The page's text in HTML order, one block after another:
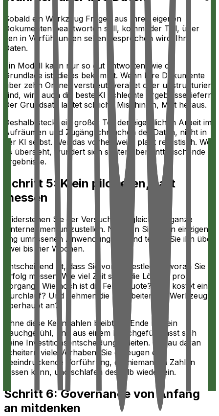
Sobald ein Werkzeug Fragen aus Ihren eigenen
Dokumenten beantworten soll, kommt der Teil, über
den in Vorführungen selten gesprochen wird: Ihre
Daten.
Ein Modell kann nur so gut antworten, wie die
Grundlage ist, die es bekommt. Wenn Ihre Dokumente
über zehn Ordner verstreut, veraltet oder unstrukturiert
sind, wird auch die beste KI schlechte Ergebnisse liefern.
Der Grundsatz lautet schlicht: Mist hinein, Mist heraus.
Deshalb steckt ein großer Teil der eigentlichen Arbeit im
Aufräumen und Zugänglichmachen der Daten, nicht in
der KI selbst. Wer das vorher weiß, plant realistisch. Wer
es übersieht, wundert sich später über enttäuschende
Ergebnisse.
Schritt 5: Klein pilotieren, hart
messen
Widerstehen Sie der Versuchung, gleich das ganze
Unternehmen umzustellen. Nehmen Sie einen einzigen,
eng umrissenen Anwendungsfall und testen Sie ihn über
zwei bis vier Wochen.
Entscheidend ist, dass Sie vorher festlegen, woran Sie
Erfolg messen. Wie viel Zeit spart die Lösung pro
Vorgang? Wie hoch ist die Fehlerquote? Was kostet ein
Durchlauf? Und nehmen die Mitarbeiter das Werkzeug
überhaupt an?
Ohne diese Kennzahlen bleibt am Ende nur ein
Bauchgefühl, und aus einem Bauchgefühl lässt sich
keine Investitionsentscheidung ableiten. Genau daran
scheitern viele Vorhaben: Sie erzeugen eine
beeindruckende Vorführung, die niemand in Zahlen
fassen kann, und schlafen deshalb wieder ein.
Schritt 6: Governance von Anfang
an mitdenken